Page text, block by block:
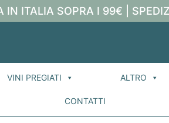
IN ITALIA SOPRA I 99€ |
VINI PREGIATI ALTRO
CONTATTI